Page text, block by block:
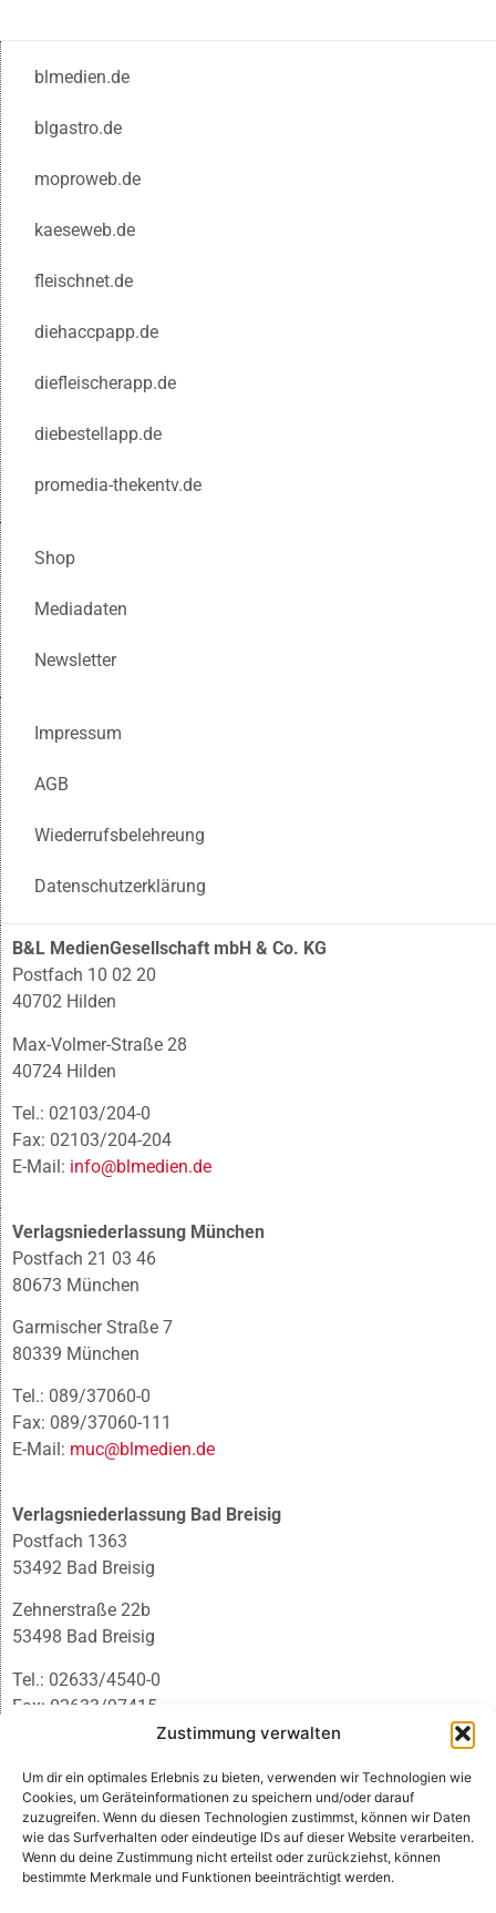
Zustimmung verwalten
Um dir ein optimales Erlebnis zu bieten, verwenden wir Technologien wie
Cookies, um Geräteinformationen zu speichern und/oder darauf
zuzugreifen. Wenn du diesen Technologien zustimmst, können wir Daten
wie das Surfverhalten oder eindeutige IDs auf dieser Website verarbeiten.
Wenn du deine Zustimmung nicht erteilst oder zurückziehst, können
bestimmte Merkmale und Funktionen beeinträchtigt werden.
blmedien.de
blgastro.de
moproweb.de
kaeseweb.de
fleischnet.de
diehaccpapp.de
diefleischerapp.de
diebestellapp.de
promedia-thekentv.de
Shop
Mediadaten
Newsletter
Impressum
AGB
Wiederrufsbelehreung
Datenschutzerklärung
B&L MedienGesellschaft mbH & Co. KG
Postfach 10 02 20
40702 Hilden
Max-Volmer-Straße 28
40724 Hilden
Tel.: 02103/204-0
Fax: 02103/204-204
E-Mail: info@blmedien.de
Verlagsniederlassung München
Postfach 21 03 46
80673 München
Garmischer Straße 7
80339 München
Tel.: 089/37060-0
Fax: 089/37060-111
E-Mail: muc@blmedien.de
Verlagsniederlassung Bad Breisig
Postfach 1363
53492 Bad Breisig
Zehnerstraße 22b
53498 Bad Breisig
Tel.: 02633/4540-0
Fax: 02633/97415
infobb@blmedien.de